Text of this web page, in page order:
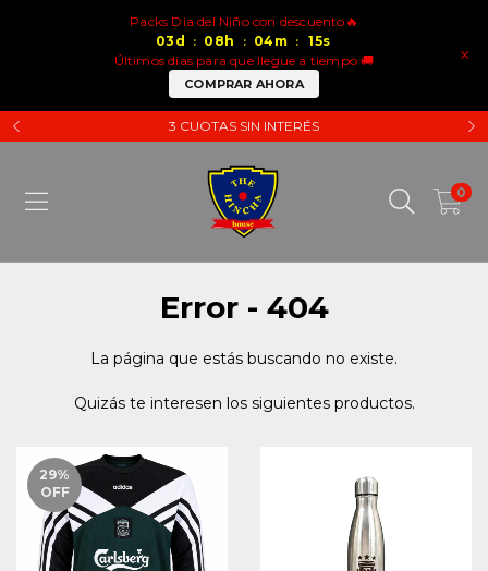
×
Packs Dia del Niño con descuento🔥
03 d : 08 h : 04 m : 15s
Últimos días para que llegue a tiempo 🚚
COMPRAR AHORA
3 CUOTAS SIN INTERÉS
0
Error - 404
La página que estás buscando no existe.
Quizás te interesen los siguientes productos.
29%
OFF